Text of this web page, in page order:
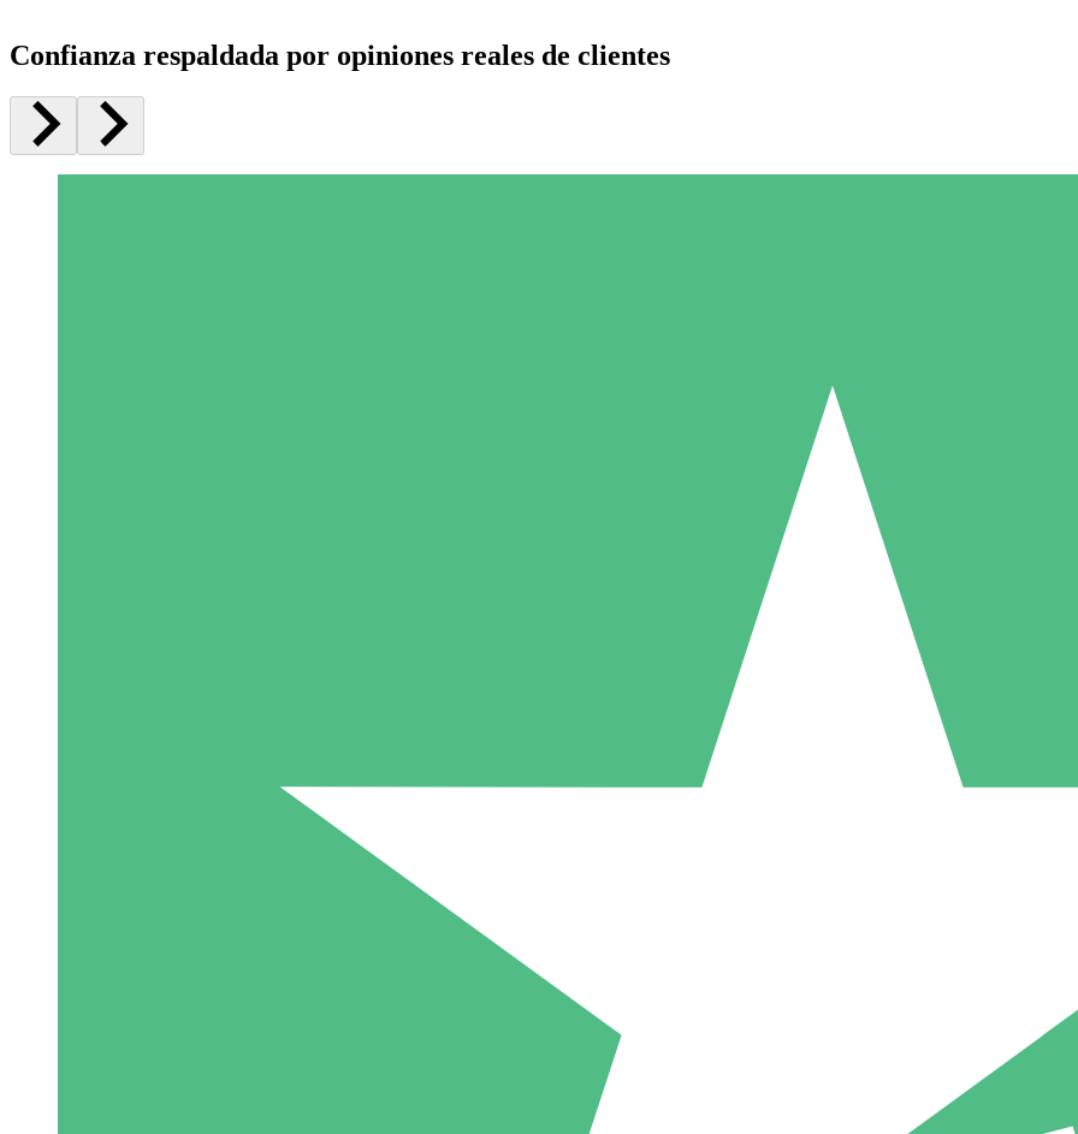
5 Descargas
15
Confianza respaldada por opiniones reales de clientes